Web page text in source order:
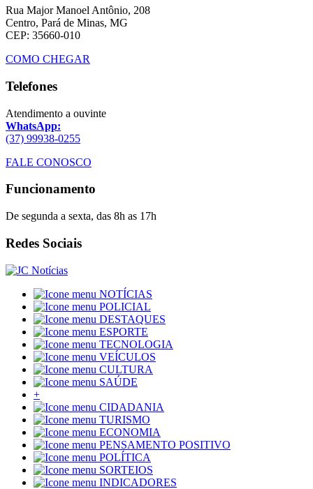
Rua Major Manoel Antônio, 208
Centro, Pará de Minas, MG
CEP: 35660-010
COMO CHEGAR
Telefones
Atendimento a ouvinte
WhatsApp:
(37) 99938-0255
FALE CONOSCO
Funcionamento
De segunda a sexta, das 8h as 17h
Redes Sociais
NOTÍCIAS
POLICIAL
DESTAQUES
ESPORTE
TECNOLOGIA
VEÍCULOS
CULTURA
SAÚDE
+
CIDADANIA
TURISMO
ECONOMIA
PENSAMENTO POSITIVO
POLÍTICA
SORTEIOS
INDICADORES